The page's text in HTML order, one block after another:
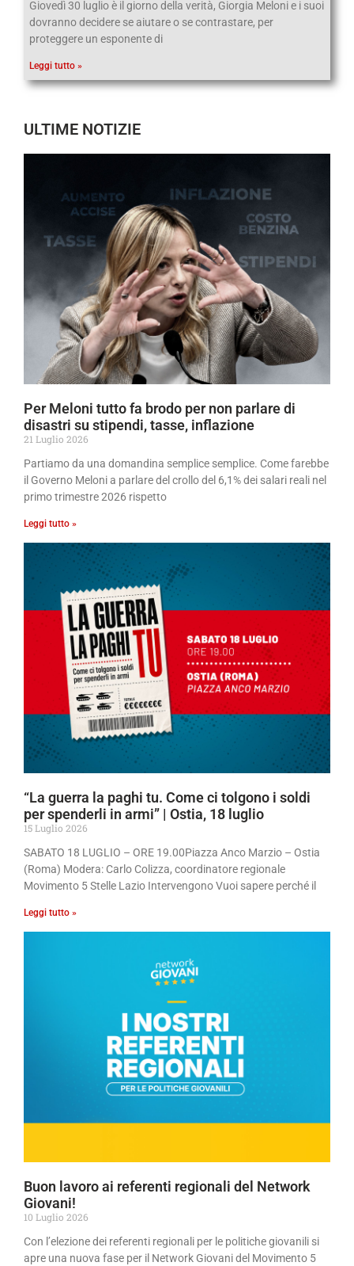
Giovedì 30 luglio è il giorno della verità, Giorgia Meloni e i suoi
dovranno decidere se aiutare o se contrastare, per
proteggere un esponente di
Leggi tutto »
ULTIME NOTIZIE
Per Meloni tutto fa brodo per non parlare di
disastri su stipendi, tasse, inflazione
21 Luglio 2026
Partiamo da una domandina semplice semplice. Come farebbe
il Governo Meloni a parlare del crollo del 6,1% dei salari reali nel
primo trimestre 2026 rispetto
Leggi tutto »
“La guerra la paghi tu. Come ci tolgono i soldi
per spenderli in armi” | Ostia, 18 luglio
15 Luglio 2026
SABATO 18 LUGLIO – ORE 19.00Piazza Anco Marzio – Ostia
(Roma) Modera: Carlo Colizza, coordinatore regionale
Movimento 5 Stelle Lazio Intervengono Vuoi sapere perché il
Leggi tutto »
Buon lavoro ai referenti regionali del Network
Giovani!
10 Luglio 2026
Con l’elezione dei referenti regionali per le politiche giovanili si
apre una nuova fase per il Network Giovani del Movimento 5